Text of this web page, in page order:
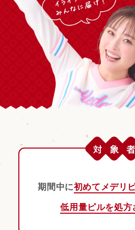
期間中に初めてメデリ
低用量ピルを処方